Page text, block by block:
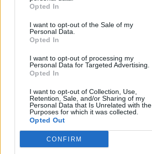
Opted In
I want to opt-out of the Sale of my
Personal Data.
Opted In
I want to opt-out of processing my
Personal Data for Targeted Advertising.
Opted In
I want to opt-out of Collection, Use,
Retention, Sale, and/or Sharing of my
Personal Data that Is Unrelated with the
Purposes for which it was collected.
Opted Out
CONFIRM
ΑΠΟΨΕΙΣ